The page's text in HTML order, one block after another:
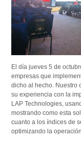
El día jueves 5 de
empresas que
dicho al hecho. Nuestro
su experiencia con la
LAP Technologies,
mostrando como esta
cuanto a los índices de
optimizando la